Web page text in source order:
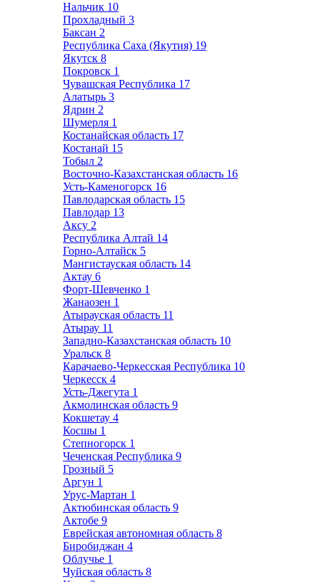
Нальчик 10
Прохладный 3
Баксан 2
Республика Саха (Якутия) 19
Якутск 8
Покровск 1
Чувашская Республика 17
Алатырь 3
Ядрин 2
Шумерля 1
Костанайская область 17
Костанай 15
Тобыл 2
Восточно-Казахстанская область 16
Усть-Каменогорск 16
Павлодарская область 15
Павлодар 13
Аксу 2
Республика Алтай 14
Горно-Алтайск 5
Мангистауская область 14
Актау 6
Форт-Шевченко 1
Жанаозен 1
Атырауская область 11
Атырау 11
Западно-Казахстанская область 10
Уральск 8
Карачаево-Черкесская Республика 10
Черкесск 4
Усть-Джегута 1
Акмолинская область 9
Кокшетау 4
Косшы 1
Степногорск 1
Чеченская Республика 9
Грозный 5
Аргун 1
Урус-Мартан 1
Актюбинская область 9
Актобе 9
Еврейская автономная область 8
Биробиджан 4
Облучье 1
Чуйская область 8